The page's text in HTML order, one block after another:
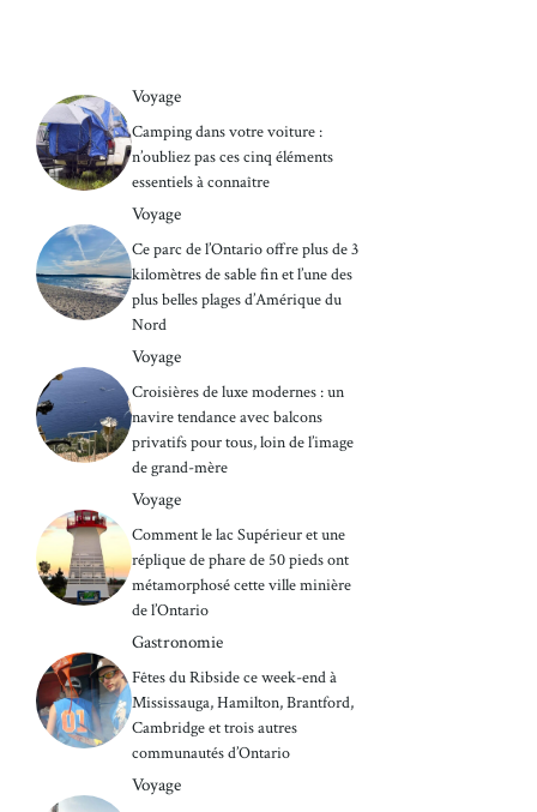
Voyage
Camping dans votre voiture :
n’oubliez pas ces cinq éléments
essentiels à connaître
Voyage
Ce parc de l’Ontario offre plus de 3
kilomètres de sable fin et l’une des
plus belles plages d’Amérique du
Nord
Voyage
Croisières de luxe modernes : un
navire tendance avec balcons
privatifs pour tous, loin de l’image
de grand-mère
Voyage
Comment le lac Supérieur et une
réplique de phare de 50 pieds ont
métamorphosé cette ville minière
de l’Ontario
Gastronomie
Fêtes du Ribside ce week-end à
Mississauga, Hamilton, Brantford,
Cambridge et trois autres
communautés d’Ontario
Voyage